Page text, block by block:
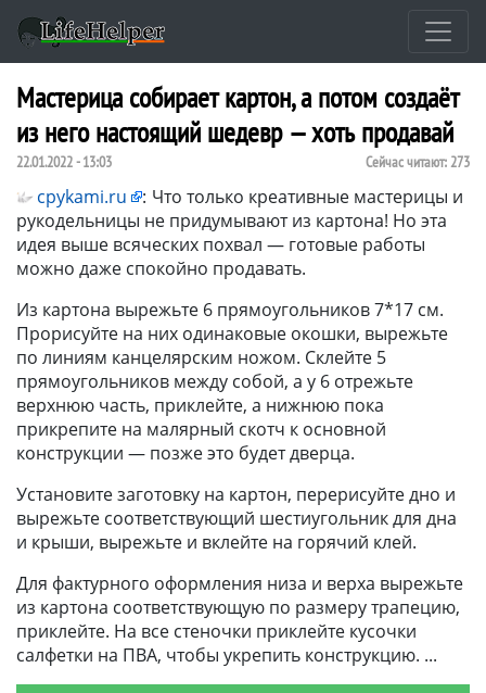
Мастерица собирает картон, а потом создаёт
из него настоящий шедевр — хоть продавай
22.01.2022 - 13:03 Сейчас читают: 273
cpykami.ru : Что только креативные мастерицы и
рукодельницы не придумывают из картона! Но эта
идея выше всяческих похвал — готовые работы
можно даже спокойно продавать.
Из картона вырежьте 6 прямоугольников 7*17 см.
Прорисуйте на них одинаковые окошки, вырежьте
по линиям канцелярским ножом. Склейте 5
прямоугольников между собой, а у 6 отрежьте
верхнюю часть, приклейте, а нижнюю пока
прикрепите на малярный скотч к основной
конструкции — позже это будет дверца.
Установите заготовку на картон, перерисуйте дно и
вырежьте соответствующий шестиугольник для дна
и крыши, вырежьте и вклейте на горячий клей.
Для фактурного оформления низа и верха вырежьте
из картона соответствующую по размеру трапецию,
приклейте. На все стеночки приклейте кусочки
салфетки на ПВА, чтобы укрепить конструкцию.